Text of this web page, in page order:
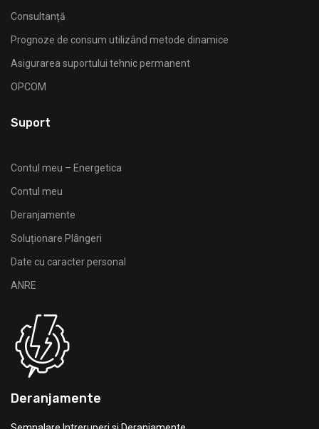
Consultanță
Prognoze de consum utilizând metode dinamice
Asigurarea suportului tehnic permanent
OPCOM
Suport
Contul meu – Energetica
Contul meu
Deranjamente
Soluționare Plângeri
Date cu caracter personal
ANRE
Deranjamente